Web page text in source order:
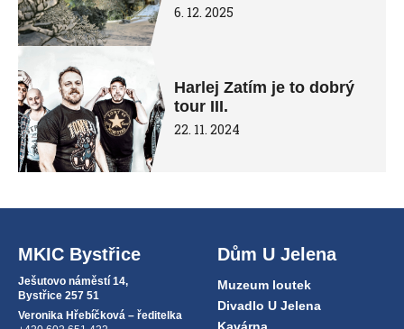
6. 12. 2025
Harlej Zatím je to dobrý
tour III.
22. 11. 2024
MKIC Bystřice
Ješutovo náměstí 14,
Bystřice 257 51
Veronika Hřebíčková – ředitelka
Dům U Jelena
Muzeum loutek
Divadlo U Jelena